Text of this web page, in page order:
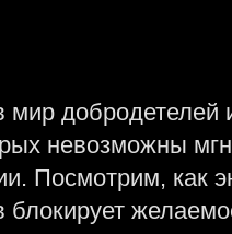
мир добродетелей
невозможны
Посмотрим, как
блокирует